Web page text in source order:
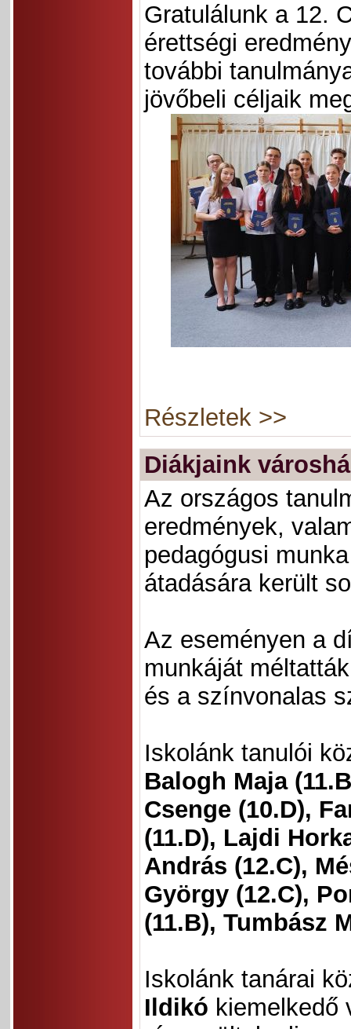
Gratulálunk a 12.
érettségi
további
jövőbeli céljaik
Részletek >>
Diákjaink
Az országos
eredmények,
pedagógusi
átadására került
Az eseményen a
munkáját
és a színvonalas
Iskolánk tanulói
Balogh Maja
Csenge (10.D),
(11.D), Lajdi
András (12.C),
György (12.C),
(11.B), Tumbász
Iskolánk tanárai
Ildikó kiemelkedő